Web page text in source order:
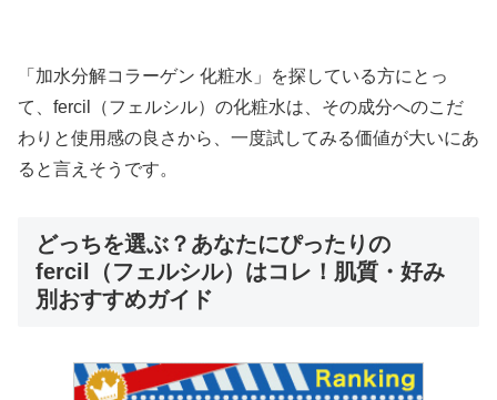
「加水分解コラーゲン 化粧水」を探している方にとっ
て、fercil（フェルシル）の化粧水は、その成分へのこだ
わりと使用感の良さから、一度試してみる価値が大いにあ
ると言えそうです。
どっちを選ぶ？あなたにぴったりの
fercil（フェルシル）はコレ！肌質・好み
別おすすめガイド